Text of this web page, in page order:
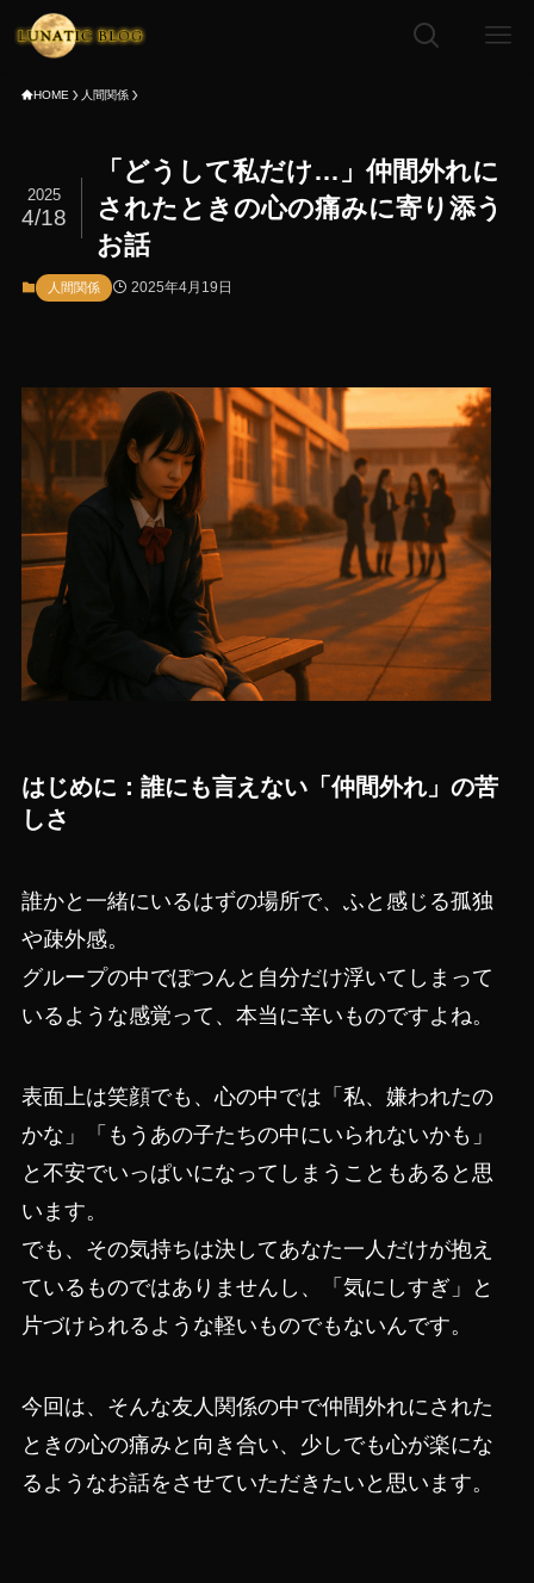
HOME 人間関係
「どうして私だけ…」仲間外れに
されたときの心の痛みに寄り添う
お話
2025
4/18
人間関係 2025年4月19日
はじめに：誰にも言えない「仲間外れ」の苦
しさ
誰かと一緒にいるはずの場所で、ふと感じる孤独
や疎外感。
グループの中でぽつんと自分だけ浮いてしまって
いるような感覚って、本当に辛いものですよね。
表面上は笑顔でも、心の中では「私、嫌われたの
かな」「もうあの子たちの中にいられないかも」
と不安でいっぱいになってしまうこともあると思
います。
でも、その気持ちは決してあなた一人だけが抱え
ているものではありませんし、「気にしすぎ」と
片づけられるような軽いものでもないんです。
今回は、そんな友人関係の中で仲間外れにされた
ときの心の痛みと向き合い、少しでも心が楽にな
るようなお話をさせていただきたいと思います。